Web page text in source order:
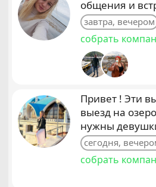
общения и
завтра, вечером
собрать
Привет ! Эти
выезд на
нужны
сегодня,
собрать